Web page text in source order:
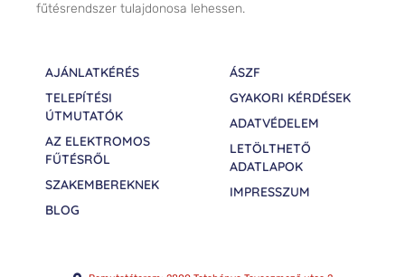
fűtésrendszer tulajdonosa lehessen.
AJÁNLATKÉRÉS
TELEPÍTÉSI
ÚTMUTATÓK
AZ ELEKTROMOS
FŰTÉSRŐL
SZAKEMBEREKNEK
BLOG
ÁSZF
GYAKORI KÉRDÉSEK
ADATVÉDELEM
LETÖLTHETŐ
ADATLAPOK
IMPRESSZUM